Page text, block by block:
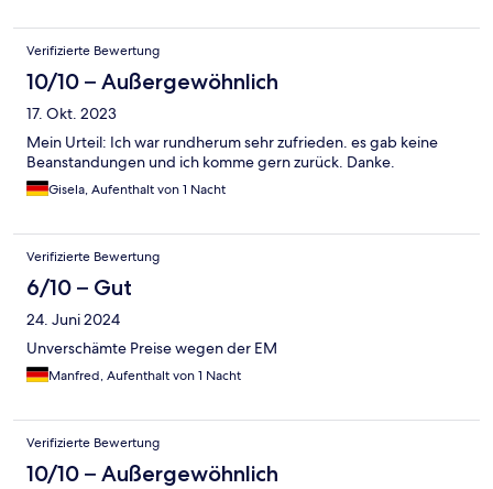
Verifizierte Bewertung
10/10 – Außergewöhnlich
17. Okt. 2023
Mein Urteil: Ich war rundherum sehr zufrieden. es gab keine
Beanstandungen und ich komme gern zurück. Danke.
Gisela, Aufenthalt von 1 Nacht
Verifizierte Bewertung
6/10 – Gut
24. Juni 2024
Unverschämte Preise wegen der EM
Manfred, Aufenthalt von 1 Nacht
Verifizierte Bewertung
10/10 – Außergewöhnlich